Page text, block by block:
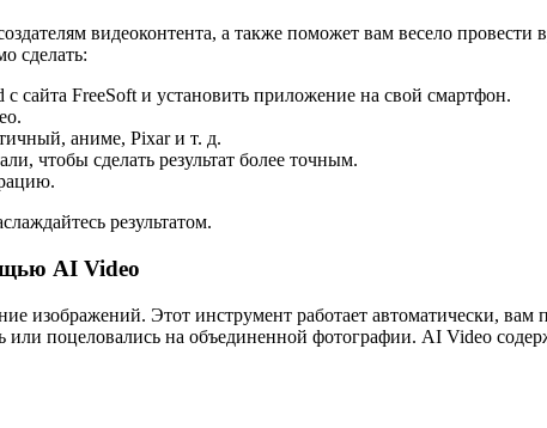
видеоконтента, а также поможет вам весело
сделать:
FreeSoft и установить приложение на свой смартфон.
аниме, Pixar и т. д.
чтобы сделать результат более точным.
результатом.
AI Video
изображений. Этот инструмент работает автоматически,
или поцеловались на объединенной фотографии. AI Video